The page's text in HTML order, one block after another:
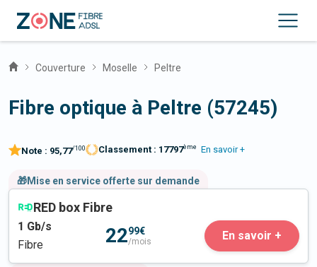
Couverture Moselle Peltre
Fibre optique à Peltre (57245)
Note : 95,77/100 Classement : 17797ème En savoir +
🎁Mise en service offerte sur demande
RED box Fibre
1 Gb/s
Fibre
2299€
/mois En savoir +